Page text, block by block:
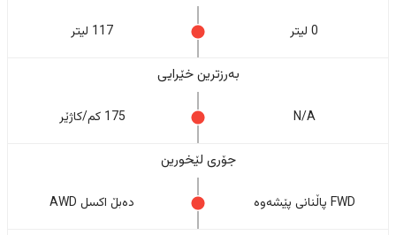
0 لیتر 117 لیتر
بەرزترین خێرایی
N/A 175 کم/کاژێر
جۆری لێخورین
FWD پاڵنانی پێشەوە دەبڵ اکسل AWD